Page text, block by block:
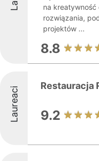
na kreatywność
rozwiązania,
projektów ...
8.8
Laureaci Restauracja
9.2